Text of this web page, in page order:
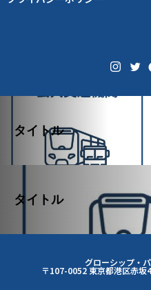
タイトル
タイトル
グローシップ・
〒107-0052 東京都港区赤